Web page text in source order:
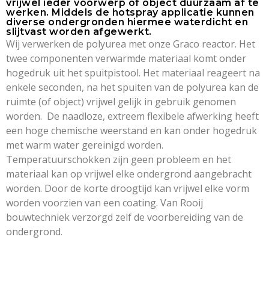
vrijwel ieder voorwerp of object duurzaam af te
werken. Middels de hotspray applicatie kunnen
diverse ondergronden hiermee waterdicht en
slijtvast worden afgewerkt.
Wij verwerken de polyurea met onze Graco reactor. Het
twee componenten verwarmde materiaal komt onder
hogedruk uit het spuitpistool. Het materiaal reageert na
enkele seconden, na het spuiten van de polyurea kan de
ruimte (of object) vrijwel gelijk in gebruik genomen
worden. De naadloze, extreem flexibele afwerking heeft
een hoge chemische weerstand en kan onder hogedruk
met warm water gereinigd worden.
Temperatuurschokken zijn geen probleem en het
materiaal kan op vrijwel elke ondergrond aangebracht
worden. Door de korte droogtijd kan vrijwel elke vorm
worden voorzien van een coating. Van Rooij
bouwtechniek verzorgd zelf de voorbereiding van de
ondergrond.